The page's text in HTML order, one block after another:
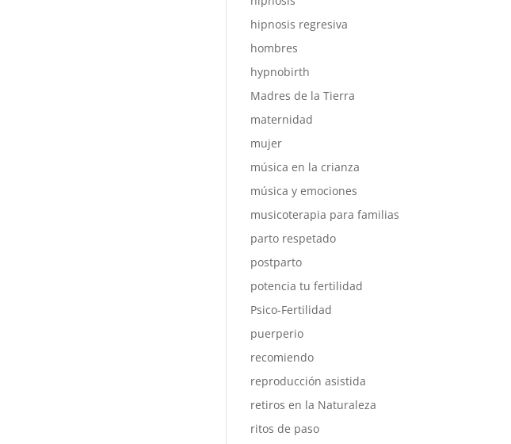
hipnosis regresiva
hombres
hypnobirth
Madres de la Tierra
maternidad
mujer
música en la crianza
música y emociones
musicoterapia para familias
parto respetado
postparto
potencia tu fertilidad
Psico-Fertilidad
puerperio
recomiendo
reproducción asistida
retiros en la Naturaleza
ritos de paso